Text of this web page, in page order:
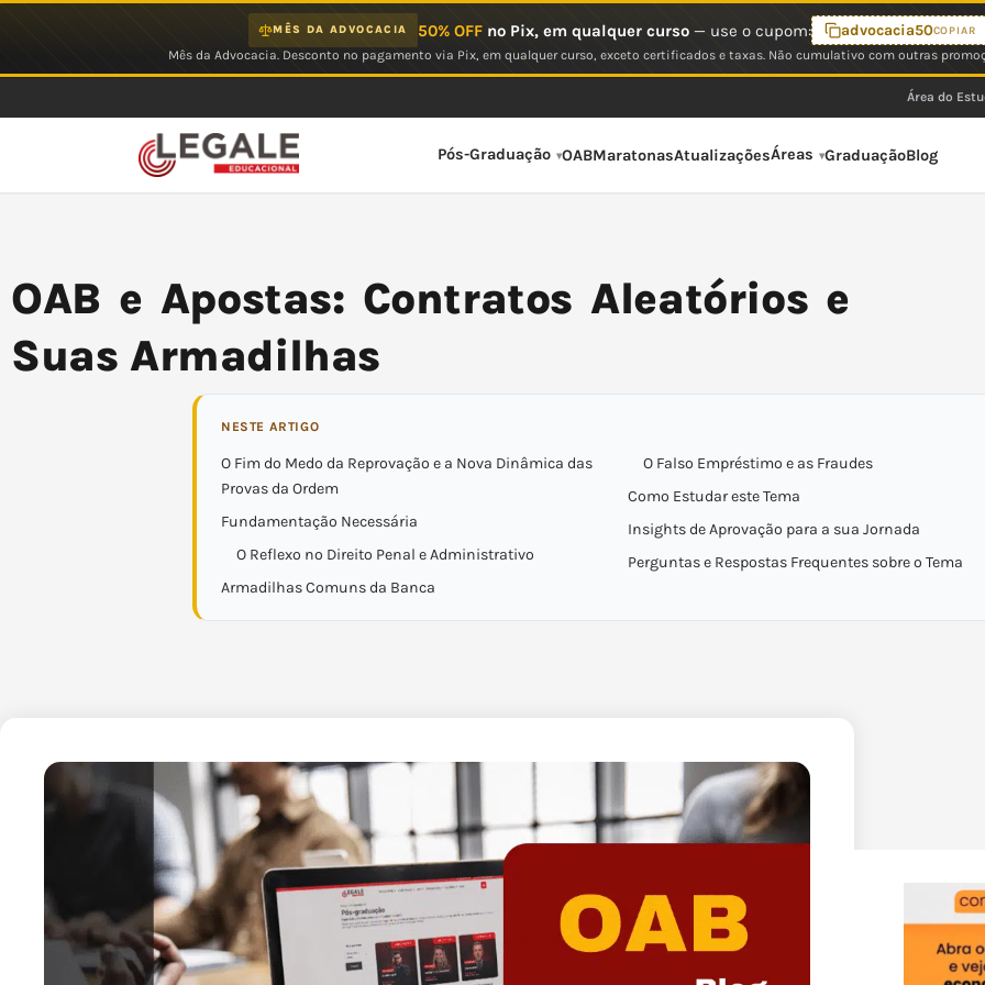
MÊS DA ADVOCACIA 50% OFFno Pix, em qualquer curso— use o cupom: advocacia50COPIAR
Mês da Advocacia. Desconto no pagamento via Pix, em qualquer curso, exceto certificados e taxas. Não cumulativo com outras
Área do
Pós-Graduação OABMaratonasAtualizaçõesÁreas GraduaçãoBlog
OAB e Apostas: Contratos Aleatórios e
Suas Armadilhas
NESTE ARTIGO
O Fim do Medo da Reprovação e a Nova Dinâmica das
Provas da Ordem
Fundamentação Necessária
O Reflexo no Direito Penal e Administrativo
Armadilhas Comuns da Banca
O Falso Empréstimo e as Fraudes
Como Estudar este Tema
Insights de Aprovação para a sua Jornada
Perguntas e Respostas Frequentes sobre o Tema